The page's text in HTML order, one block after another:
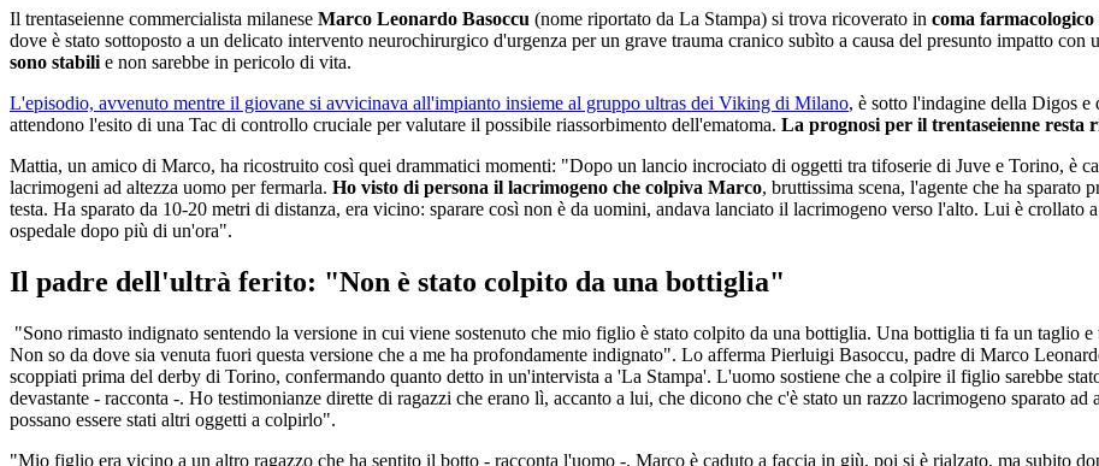
Il trentaseienne commercialista milanese Marco Leonardo Basoccu (nome riportato da La Stampa) si trova ricoverato in coma farmacologico
dove è stato sottoposto a un delicato intervento neurochirurgico d'urgenza per un grave trauma cranico subìto a causa del presunto impatto
sono stabili e non sarebbe in pericolo di vita.
L'episodio, avvenuto mentre il giovane si avvicinava all'impianto insieme al gruppo ultras dei Viking di Milano, è sotto l'indagine della Digos
attendono l'esito di una Tac di controllo cruciale per valutare il possibile riassorbimento dell'ematoma. La prognosi per il trentaseienne resta
Mattia, un amico di Marco, ha ricostruito così quei drammatici momenti: "Dopo un lancio incrociato di oggetti tra tifoserie di Juve e Torino, è
lacrimogeni ad altezza uomo per fermarla. Ho visto di persona il lacrimogeno che colpiva Marco, bruttissima scena, l'agente che ha sparato
testa. Ha sparato da 10-20 metri di distanza, era vicino: sparare così non è da uomini, andava lanciato il lacrimogeno verso l'alto. Lui è crollato
ospedale dopo più di un'ora".
Il padre dell'ultrà ferito: "Non è stato colpito da una bottiglia"
"Sono rimasto indignato sentendo la versione in cui viene sostenuto che mio figlio è stato colpito da una bottiglia. Una bottiglia ti fa un taglio
Non so da dove sia venuta fuori questa versione che a me ha profondamente indignato". Lo afferma Pierluigi Basoccu, padre di Marco
scoppiati prima del derby di Torino, confermando quanto detto in un'intervista a 'La Stampa'. L'uomo sostiene che a colpire il figlio sarebbe
devastante - racconta -. Ho testimonianze dirette di ragazzi che erano lì, accanto a lui, che dicono che c'è stato un razzo lacrimogeno sparato
possano essere stati altri oggetti a colpirlo".
"Mio figlio era vicino a un altro ragazzo che ha sentito il botto - racconta l'uomo -. Marco è caduto a faccia in giù, poi si è rialzato, ma subito